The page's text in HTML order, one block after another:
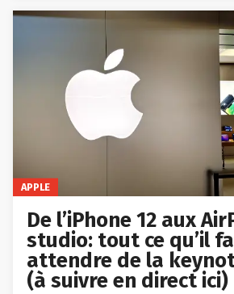
APPLE
De l’iPhone 12 aux
studio: tout ce qu’il
attendre de la
(à suivre en direct ici)